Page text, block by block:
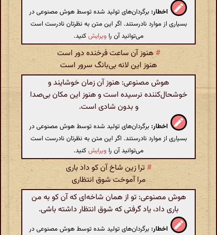
اخطار: برگردان‌های تولید شده توسط هوش مصنوعی در
بسیاری از موارد نادرستند. اگر این متن به نظرتان نادرست است
می‌توانید آن را ویرایشکنید.
# هنوز آن ساعت فرخنده دور است
هنوز این لانه بی‌بانگ سرور است
هوش مصنوعی: هنوز آن زمان خوشایند و
خوشحال‌کننده نرسیده است و هنوز این مکان بی‌صدا
و بدون شادی است.
اخطار: برگردان‌های تولید شده توسط هوش مصنوعی در
بسیاری از موارد نادرستند. اگر این متن به نظرتان نادرست است
می‌توانید آن را ویرایشکنید.
# ترا زین شاخ آن کو داد باری
مرا آموخت شوق انتظاری
هوش مصنوعی: تو از همان شاخه‌ای که آن کو به من
باری داد، یاد گرفتی که شوق انتظار داشته باشی.
اخطار: برگردان‌های تولید شده توسط هوش مصنوعی در